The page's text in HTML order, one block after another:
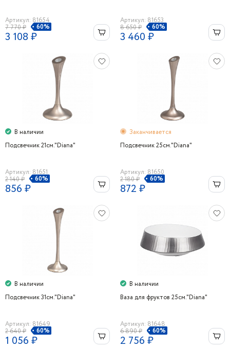
Артикул: 81654
7 770 ₽
60%
3 108 ₽
Артикул: 81653
8 650 ₽
60%
3 460 ₽
В наличии
Подсвечник 21см."Diana"
Артикул: 81651
2 140 ₽
60%
856 ₽
Заканчивается
Подсвечник 25см."Diana"
Артикул: 81650
2 180 ₽
60%
872 ₽
В наличии
Подсвечник 31см."Diana"
Артикул: 81649
2 640 ₽
60%
1 056 ₽
В наличии
Ваза для фруктов 25см."Diana"
Артикул: 81648
6 890 ₽
60%
2 756 ₽